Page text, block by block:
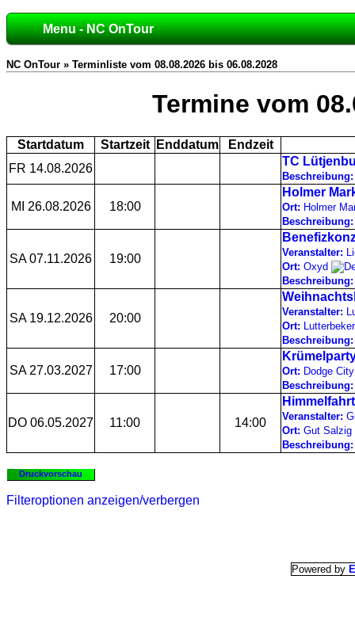
Menu - NC OnTour
NC OnTour » Terminliste vom 08.08.2026 bis 06.08.2028
Termine vom
Startdatum Startzeit Enddatum
Endzeit
FR 14.08.2026
TC
Beschreibung:
MI 26.08.2026 18:00
Holmer
Ort: Holmer
Beschreibung:
SA 07.11.2026 19:00 Veranstalter:
Ort: Oxyd
Beschreibung:
SA 19.12.2026 20:00 Veranstalter:
Ort:
Beschreibung:
SA 27.03.2027 17:00 Ort: Dodge
Beschreibung:
DO 06.05.2027 11:00 14:00 Veranstalter:
Ort: Gut Salzig
Beschreibung:
Druckvorschau
Filteroptionen anzeigen/verbergen
Powered by